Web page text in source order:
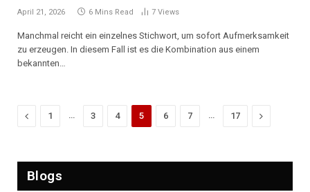
April 21, 2026 6 Mins Read 7 Views
Manchmal reicht ein einzelnes Stichwort, um sofort Aufmerksamkeit
zu erzeugen. In diesem Fall ist es die Kombination aus einem
bekannten…
Previous
1 … 3 4 5 6 7 … 17 Next
Blogs